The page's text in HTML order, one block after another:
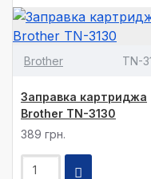
Brother TN-
Заправка картриджа
Brother TN-3130
389 грн.